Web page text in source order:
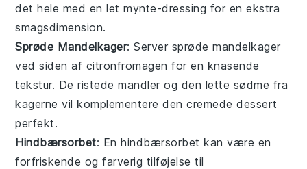
det hele med en letmynte-dressing for en ekstra
smagsdimension.
Sprøde Mandelkager: Server sprøde mandelkager
ved siden af citronfromagen for en knasende
tekstur. De ristedemandler og den lette sødme fra
kagerne vil komplementere den cremede dessert
perfekt.
Hindbærsorbet: Enhindbærsorbet kan være en
forfriskende og farverig tilføjelse til